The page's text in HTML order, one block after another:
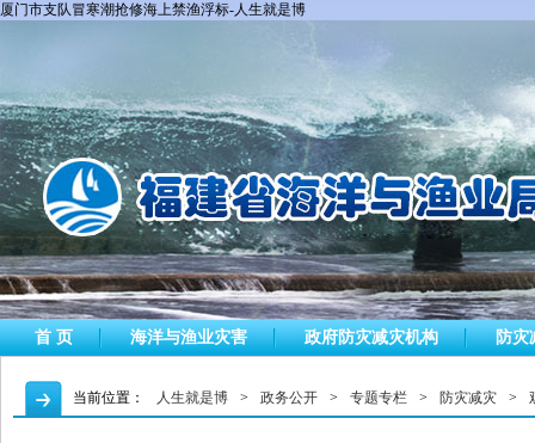
厦门市支队冒寒潮抢修海上禁渔浮标-人生就是博
首 页 海洋与渔业灾害 政府防灾减灾机构 防灾
当前位置： 人生就是博 > 政务公开 > 专题专栏 > 防灾减灾 >